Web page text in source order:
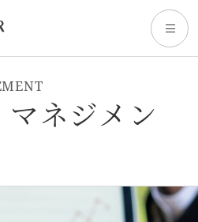
て
マネジメン